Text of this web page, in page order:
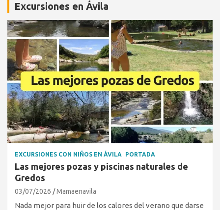
Excursiones en Ávila
EXCURSIONES CON NIÑOS EN ÁVILA PORTADA
Las mejores pozas y piscinas naturales de
Gredos
03/07/2026 Mamaenavila
Nada mejor para huir de los calores del verano que darse